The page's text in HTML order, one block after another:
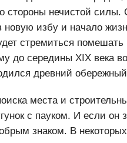
действий и
стороны нечистой
новую избу и начало
стремиться
до середины XIX века
места и
с пауком. И если он